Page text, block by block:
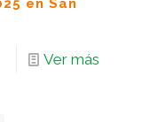
en San
Ver más